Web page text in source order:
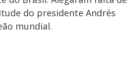
do presidente Andrés
mundial.